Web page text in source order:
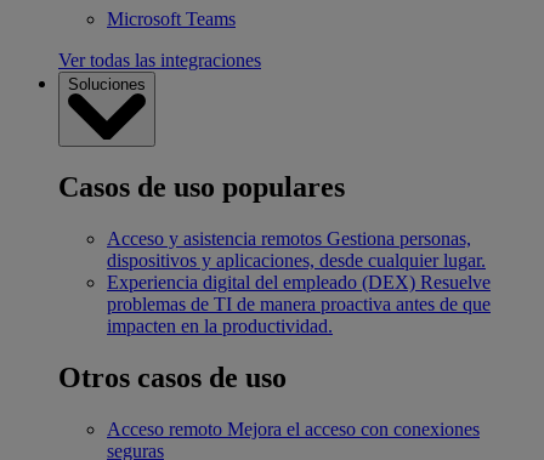
Microsoft Teams
Ver todas las integraciones
Soluciones
Casos de uso populares
Acceso y asistencia remotos Gestiona personas,
dispositivos y aplicaciones, desde cualquier lugar.
Experiencia digital del empleado (DEX) Resuelve
problemas de TI de manera proactiva antes de que
impacten en la productividad.
Otros casos de uso
Acceso remoto Mejora el acceso con conexiones
seguras